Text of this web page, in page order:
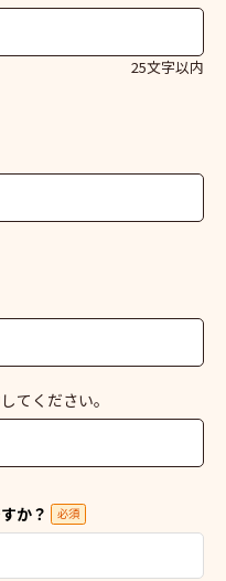
25文字以内
てください。
か？ 必須